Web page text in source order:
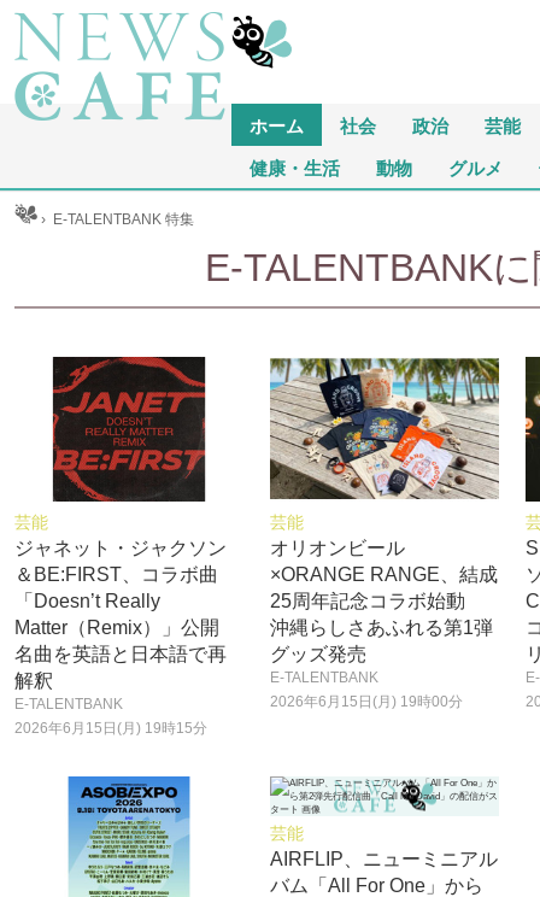
ホーム 社会 政治 芸能
健康・生活 動物 グルメ
› E-TALENTBANK 特集
E-TALENTBANK
芸能
ジャネット・ジャクソン
＆BE:FIRST、コラボ曲
「Doesn’t Really
Matter（Remix）」公開
名曲を英語と日本語で再
解釈
E-TALENTBANK
2026年6月15日(月) 19時15分
芸能
オリオンビール
×ORANGE RANGE、結成
25周年記念コラボ始動
沖縄らしさあふれる第1弾
グッズ発売
E-TALENTBANK
2026年6月15日(月) 19時00分
芸能
AIRFLIP、ニューミニアル
バム「All For One」から